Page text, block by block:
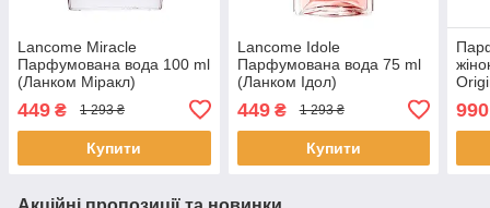
Lancome Miracle
Парфумована вода 100 ml
(Ланком Міракл)
449 ₴ 1 293 ₴
Купити
Lancome Idole
Парфумована вода 75 ml
(Ланком Ідол)
449₴ 1 293 ₴
Купити
990